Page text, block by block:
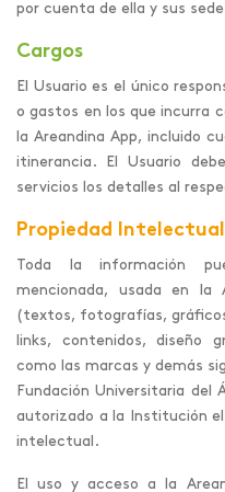
por cuenta de ella y sus
Cargos
El Usuario es el único
o gastos en los que incurra
la Areandina App, incluido
itinerancia. El Usuario
servicios los detalles al
Propiedad
Toda la información
mencionada, usada en la
(textos, fotografías,
links, contenidos, diseño
como las marcas y demás
Fundación Universitaria del
autorizado a la Institución
intelectual.
El uso y acceso a la